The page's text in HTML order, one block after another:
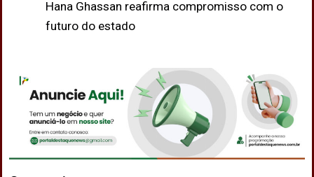
Hana Ghassan reafirma compromisso com o
futuro do estado